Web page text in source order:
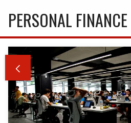
PERSONAL FINANCE
